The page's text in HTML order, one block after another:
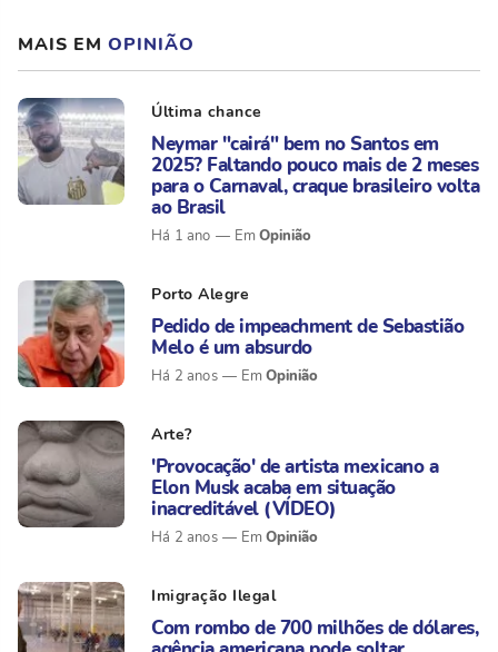
MAIS EM OPINIÃO
Última chance
Neymar "cairá" bem no Santos em
2025? Faltando pouco mais de 2 meses
para o Carnaval, craque brasileiro volta
ao Brasil
Há 1 ano Opinião
Porto Alegre
Pedido de impeachment de Sebastião
Melo é um absurdo
Há 2 anos Opinião
Arte?
'Provocação' de artista mexicano a
Elon Musk acaba em situação
inacreditável (VÍDEO)
Há 2 anos Opinião
Imigração Ilegal
Com rombo de 700 milhões de dólares,